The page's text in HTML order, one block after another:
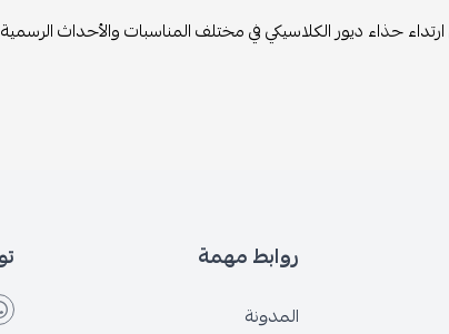
حذاء ديور الكلاسيكي في مختلف المناسبات والأحداث
روابط مهمة
المدونة